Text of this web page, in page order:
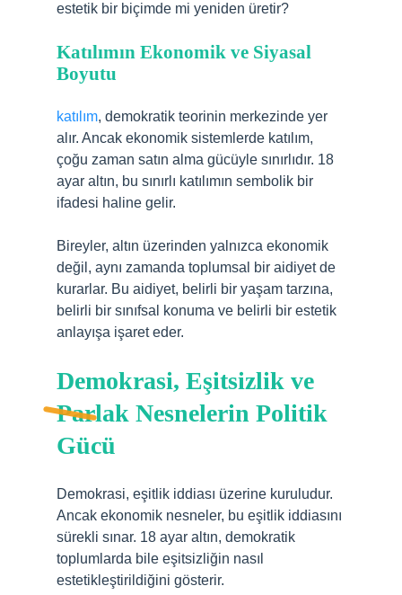
estetik bir biçimde mi yeniden üretir?
Katılımın Ekonomik ve Siyasal
Boyutu
katılım, demokratik teorinin merkezinde yer
alır. Ancak ekonomik sistemlerde katılım,
çoğu zaman satın alma gücüyle sınırlıdır. 18
ayar altın, bu sınırlı katılımın sembolik bir
ifadesi haline gelir.
Bireyler, altın üzerinden yalnızca ekonomik
değil, aynı zamanda toplumsal bir aidiyet de
kurarlar. Bu aidiyet, belirli bir yaşam tarzına,
belirli bir sınıfsal konuma ve belirli bir estetik
anlayışa işaret eder.
Demokrasi, Eşitsizlik ve
Parlak Nesnelerin Politik
Gücü
Demokrasi, eşitlik iddiası üzerine kuruludur.
Ancak ekonomik nesneler, bu eşitlik iddiasını
sürekli sınar. 18 ayar altın, demokratik
toplumlarda bile eşitsizliğin nasıl
estetikleştirildiğini gösterir.